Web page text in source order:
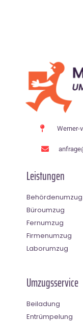
Werner-
Leistungen
Behördenumzug
Büroumzug
Fernumzug
Firmenumzug
Laborumzug
Umzugsservice
Beiladung
Entrümpelung